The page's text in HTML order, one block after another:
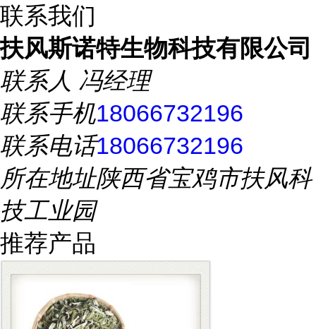
联系我们
扶风斯诺特生物科技有限公司
联系人 冯经理
联系手机18066732196
联系电话18066732196
所在地址陕西省宝鸡市扶风科
技工业园
推荐产品